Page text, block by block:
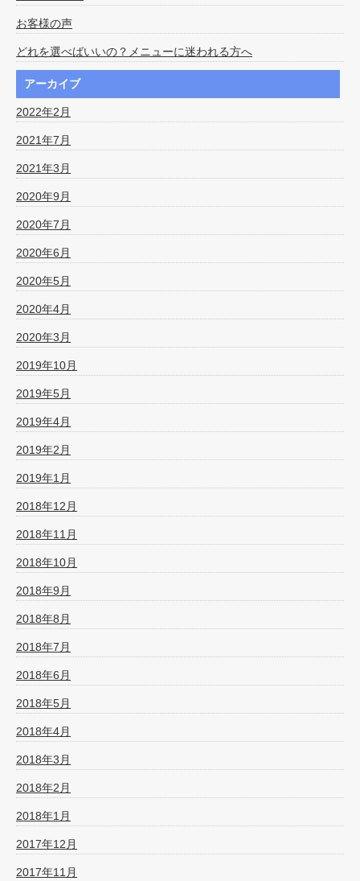
お客様の声
どれを選べばいいの？メニューに迷われる方へ
アーカイブ
2022年2月
2021年7月
2021年3月
2020年9月
2020年7月
2020年6月
2020年5月
2020年4月
2020年3月
2019年10月
2019年5月
2019年4月
2019年2月
2019年1月
2018年12月
2018年11月
2018年10月
2018年9月
2018年8月
2018年7月
2018年6月
2018年5月
2018年4月
2018年3月
2018年2月
2018年1月
2017年12月
2017年11月